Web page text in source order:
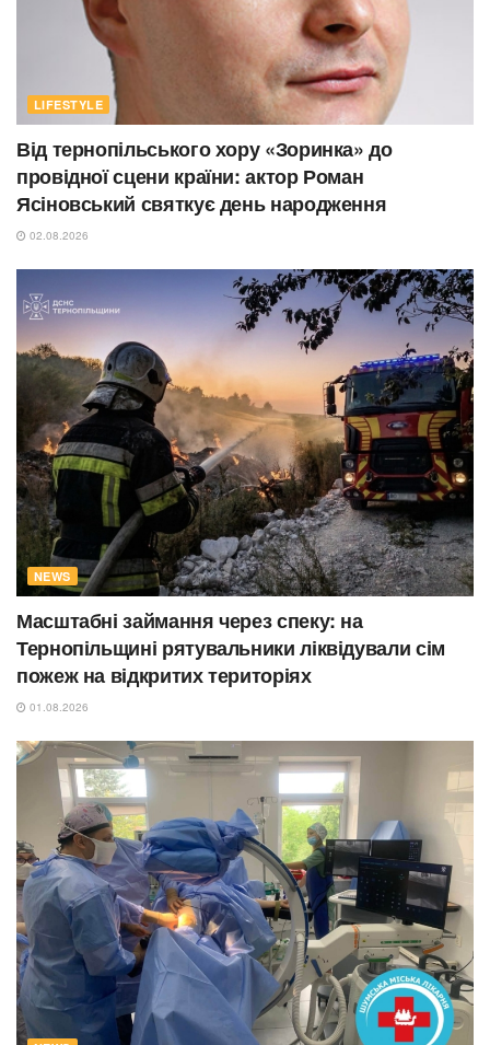
LIFESTYLE
Від тернопільського хору «Зоринка» до
провідної сцени країни: актор Роман
Ясіновський святкує день народження
02.08.2026
NEWS
Масштабні займання через спеку: на
Тернопільщині рятувальники ліквідували сім
пожеж на відкритих територіях
01.08.2026